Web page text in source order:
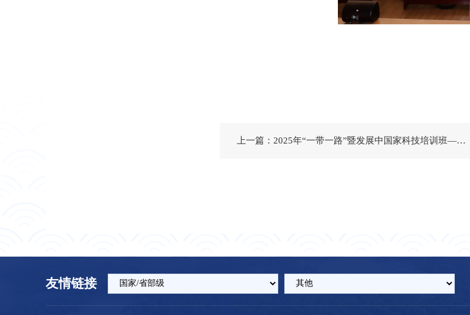
上一篇：2025年“一带一路”暨发展中国家科技培训班——国际生态水文前沿高级研修班在渝举办
友情链接